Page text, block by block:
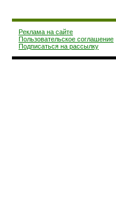
Реклама на сайте
Пользовательское соглашение
Подписаться на рассылку